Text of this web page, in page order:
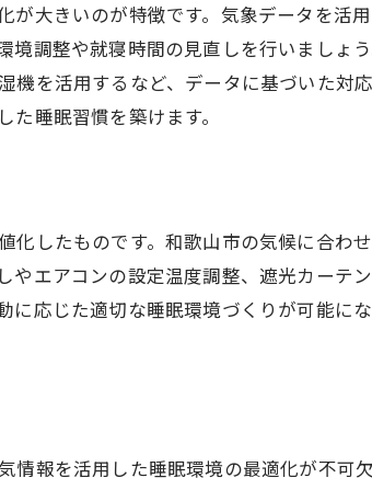
眠指数を参考にした日々の対策方法
歌山市の天気情報で整える寝室環境
装指数を活かした季節別の睡眠法
市で理想の睡眠環境を実現する方法
気象データを活かした快眠環境の整え方
大きいのが特徴です。気象データを活
調整や就寝時間の見直しを行いましょ
を活用するなど、データに基づいた対
睡眠習慣を築けます。
したものです。和歌山市の気候に合わ
エアコンの設定温度調整、遮光カーテ
応じた適切な睡眠環境づくりが可能に
報を活用した睡眠環境の最適化が不可